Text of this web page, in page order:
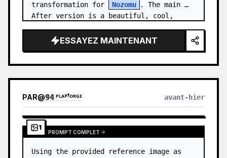
transformation for
Nozomu
. The main
After version is a beautiful, cool,
ESSAYEZ MAINTENANT
PAR@𝟡𝟜 ᴾᴸᴬʸᶠᴼᴿᴳᴱ avant-hier
1
VOIR LE PROMPT COMPLET
Using the provided reference image as